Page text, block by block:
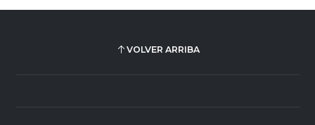
VOLVER ARRIBA